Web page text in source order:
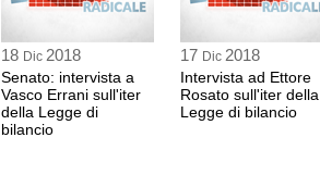
18 Dic 2018
Senato: intervista a
Vasco Errani sull'iter
della Legge di
bilancio
17 Dic 2018
Intervista ad Ettore
Rosato sull'iter della
Legge di bilancio